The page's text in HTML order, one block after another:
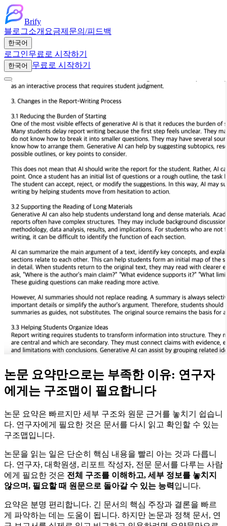
Brify
블로그소개 요금제 문의/피드백
한국어
로그인무료로 시작하기
한국어 무료로 시작하기
논문 요약만으로는 부족한 이유: 연구자
에게는 구조맵이 필요합니다
논문 요약은 빠르지만 세부 구조와 원문 근거를 놓치기 쉽습니
다. 연구자에게 필요한 것은 문서를 다시 읽고 확인할 수 있는
구조맵입니다.
논문을 읽는 일은 단순히 핵심 내용을 빨리 아는 것과 다릅니
다. 연구자, 대학원생, 리포트 작성자, 전문 문서를 다루는 사람
에게 필요한 것은 전체 구조를 이해하고, 세부 정보를 놓치지
않으며, 필요할 때 원문으로 돌아갈 수 있는 능력입니다.
요약은 분명 편리합니다. 긴 문서의 핵심 주장과 결론을 빠르
게 파악하는 데는 도움이 됩니다. 하지만 논문과 정책 문서, 연